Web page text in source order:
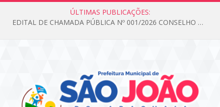
ÚLTIMAS PUBLICAÇÕES:
EDITAL DE CHAMADA PÚBLICA Nº 001/2026 CONSELHO DOS DIREITOS DA CRIANÇA E DO ADOLESCENTE